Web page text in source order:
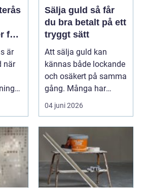
för
är
när
Sälja guld så får
du bra betalt på ett
tryggt sätt
Att sälja guld kan
kännas både lockande
och osäkert på samma
gång. Många har
smycken, mynt eller
tac...
04 juni 2026